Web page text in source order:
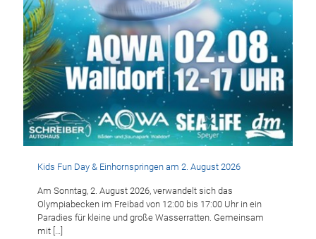
Kids Fun Day & Einhornspringen am 2. August 2026
Am Sonntag, 2. August 2026, verwandelt sich das
Olympiabecken im Freibad von 12:00 bis 17:00 Uhr in ein
Paradies für kleine und große Wasserratten. Gemeinsam
mit